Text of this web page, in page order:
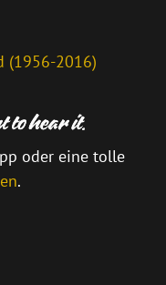
(1956-2016)
oder eine tolle
.